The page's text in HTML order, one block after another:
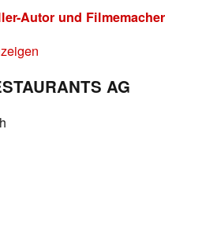
Autor und Filmemacher
AG